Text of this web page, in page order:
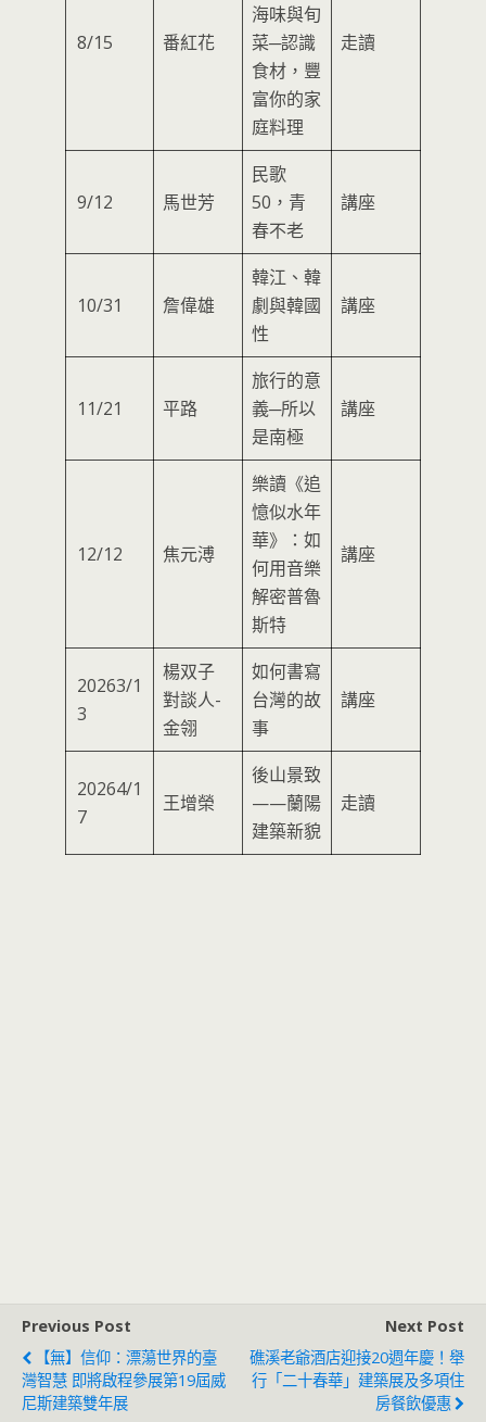
8/15 番紅花
海味與旬
菜─認識
食材，豐
富你的家
庭料理
走讀
9/12 馬世芳
民歌
50，青
春不老
講座
10/31 詹偉雄
韓江、韓
劇與韓國
性
講座
11/21 平路
旅行的意
義─所以
是南極
講座
12/12 焦元溥
樂讀《追
憶似水年
華》：如
何用音樂
解密普魯
斯特
講座
20263/1
3
楊双子
對談人-
金翎
如何書寫
台灣的故
事
講座
20264/1
7
王增榮
後山景致
——蘭陽
建築新貌
走讀
Previous Post
【無】信仰：漂蕩世界的臺
灣智慧 即將啟程參展第19屆威
尼斯建築雙年展
Next Post
礁溪老爺酒店迎接20週年慶！舉
行「二十春華」建築展及多項住
房餐飲優惠